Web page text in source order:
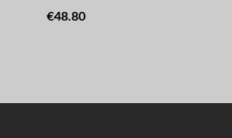
€48.80